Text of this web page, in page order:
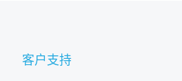
客户支持